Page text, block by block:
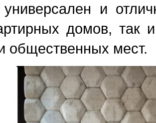
универсален и
домов, так
общественных мест.